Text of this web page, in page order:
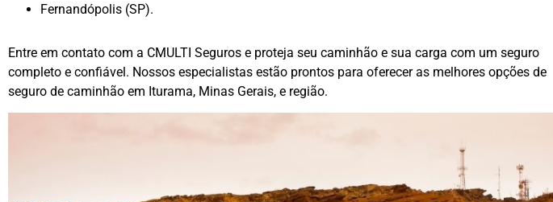
Fernandópolis (SP).
Entre em contato com a CMULTI Seguros e proteja seu caminhão e sua carga com um seguro
completo e confiável. Nossos especialistas estão prontos para oferecer as melhores opções de
seguro de caminhão em Iturama, Minas Gerais, e região.